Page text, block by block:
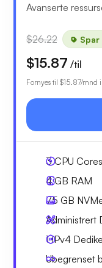
Avanserte
$26.22
$15.87 /til
Fornyes til $15.87/mnd i
3CPU Cores
4 GB RAM
75 GB
Administrert
1 IPv4
Ubegrenset